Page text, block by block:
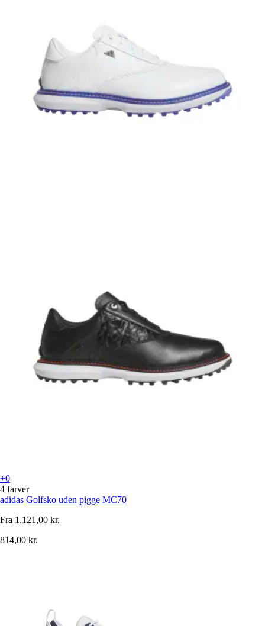
+0
4 farver
adidas Golfsko uden pigge MC70
Fra 1.121,00 kr.
814,00 kr.